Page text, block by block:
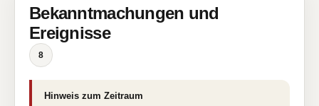
Bekanntmachungen und
Ereignisse
8
Hinweis zum Zeitraum